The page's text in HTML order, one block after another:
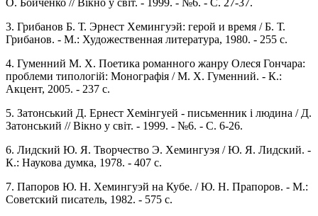
3. Грибанов Б. Т. Эрнест Хемингуэй: герой и время / Б. Т.
Грибанов. - М.: Художественная литература, 1980. - 255 с.
4. Гуменний М. Х. Поетика романного жанру Олеся Гончара:
проблеми типологій: Монографія / М. Х. Гуменний. - К.:
Акцент, 2005. - 237 с.
5. Затонський Д. Ернест Хемінгуей - письменник і людина / Д.
Затонський // Вікно у світ. - 1999. - №6. - С. 6-26.
6. Лидский Ю. Я. Творчество Э. Хемингуэя / Ю. Я. Лидский. -
К.: Наукова думка, 1978. - 407 с.
7. Папоров Ю. Н. Хемингуэй на Кубе. / Ю. Н. Прапоров. - М.:
Советский писатель, 1982. - 575 с.